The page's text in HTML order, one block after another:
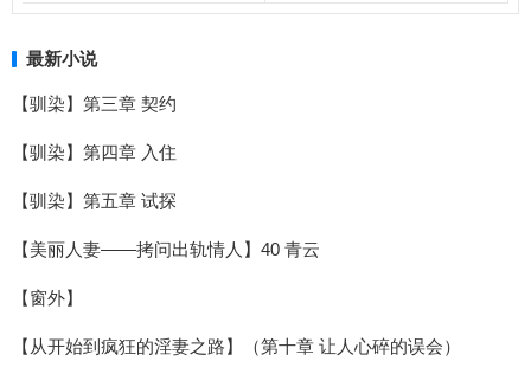
最新小说
【驯染】第三章 契约
【驯染】第四章 入住
【驯染】第五章 试探
【美丽人妻——拷问出轨情人】40 青云
【窗外】
【从开始到疯狂的淫妻之路】（第十章 让人心碎的误会）